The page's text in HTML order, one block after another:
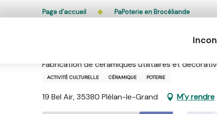
au
L’accès du public aux bois, massifs forestiers et
Page d’accueil PaPoterie en Brocéliande
Fabrication de céramiques utilitaires et
ACTIVITÉ CULTURELLE CÉRAMIQUE POTERIE
19 Bel Air, 35380 Plélan-le-Grand M'y rendre